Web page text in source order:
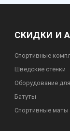
СКИДКИ И
Спортивные
Шведские стенки
Оборудование
Батуты
Спортивные маты